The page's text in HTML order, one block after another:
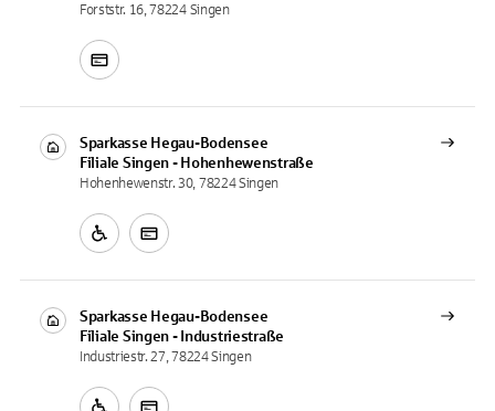
Forststr. 16, 78224 Singen
Sparkasse Hegau-Bodensee
Filiale Singen - Hohenhewenstraße
Hohenhewenstr. 30, 78224 Singen
Sparkasse Hegau-Bodensee
Filiale Singen - Industriestraße
Industriestr. 27, 78224 Singen